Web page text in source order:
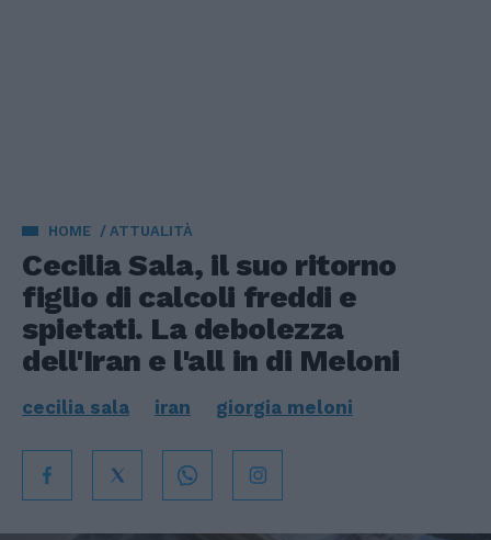
HOME ATTUALITÀ
Cecilia Sala, il suo ritorno
figlio di calcoli freddi e
spietati. La debolezza
dell'Iran e l'all in di Meloni
cecilia sala iran giorgia meloni